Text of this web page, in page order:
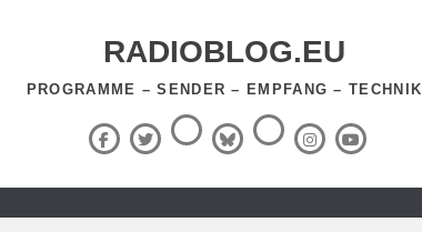
RADIOBLOG.EU
PROGRAMME – SENDER – EMPFANG – TECHNIK
Facebook
X
(Twitter)
ThreadsBlueSky
RSS-
Feed InstagramYouTube